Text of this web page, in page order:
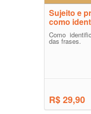
Sujeito e
como
Como
das frases.
R$ 29,90